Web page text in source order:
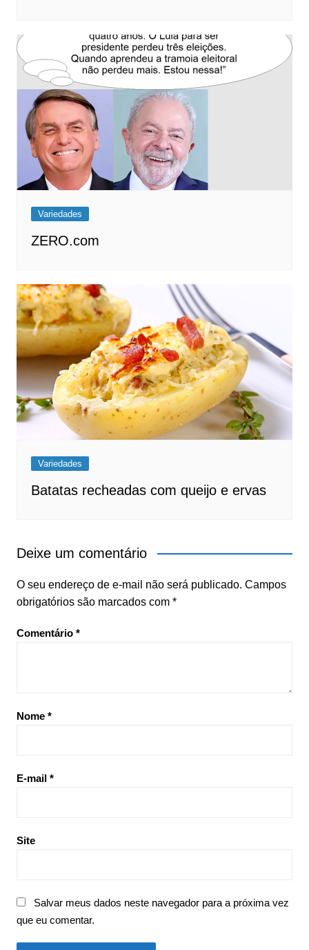
Variedades
ZERO.com
Variedades
Batatas recheadas com queijo e ervas
Deixe um comentário
O seu endereço de e-mail não será publicado. Campos
obrigatórios são marcados com *
Comentário *
Nome *
E-mail *
Site
Salvar meus dados neste navegador para a próxima vez
que eu comentar.